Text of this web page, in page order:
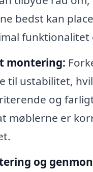
bedst kan
funktionalitet
montering:
til ustabilitet,
og
møblerne er
og